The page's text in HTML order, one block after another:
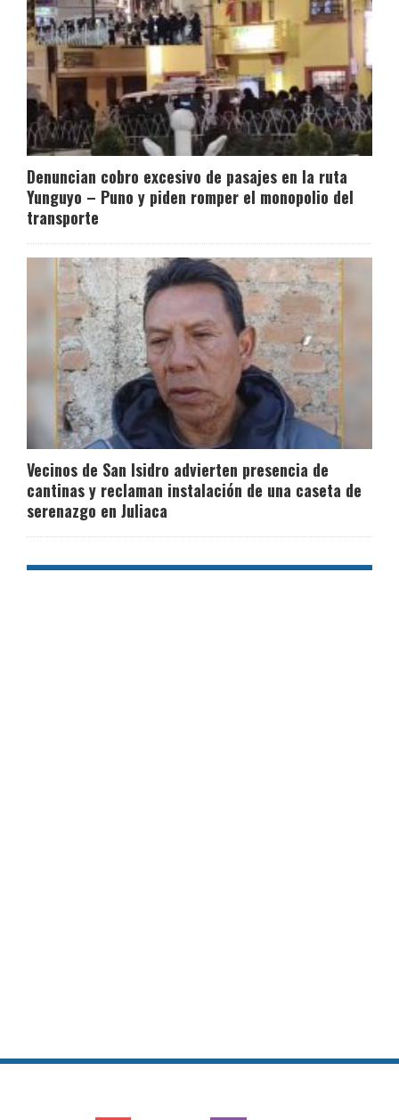
Denuncian cobro excesivo de pasajes en la ruta
Yunguyo – Puno y piden romper el monopolio del
transporte
Vecinos de San Isidro advierten presencia de
cantinas y reclaman instalación de una caseta de
serenazgo en Juliaca